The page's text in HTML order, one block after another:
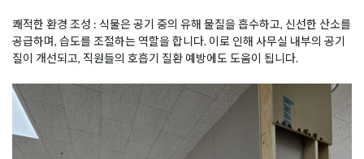
쾌적한 환경 조성 : 식물은 공기 중의 유해 물질을 흡수하고, 신선한 산소를
공급하며, 습도를 조절하는 역할을 합니다. 이로 인해 사무실 내부의 공기
질이 개선되고, 직원들의 호흡기 질환 예방에도 도움이 됩니다.